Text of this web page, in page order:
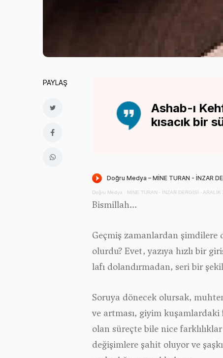
PAYLAŞ
Ashab-ı
kısacık bir
Doğru Medya · MİNE TURAN - İNZAR DERGİSİ -
Bismillah...
Geçmiş zamanlardan şimdilere
olurdu? Evet, yazıya hızlı bir
lafı dolandırmadan, seri bir
Soruya dönecek olursak,
ve artması, giyim kuşamlardaki
olan süreçte bile nice
değişimlere şahit oluyor ve